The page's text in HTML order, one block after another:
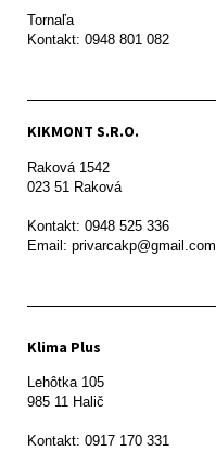
Tornaľa
Kontakt: 0948 801 082
KIKMONT S.R.O.
Raková 1542
023 51 Raková
Kontakt: 0948 525 336
Email: privarcakp@gmail.com
Klima Plus
Lehôtka 105
985 11 Halič
Kontakt: 0917 170 331